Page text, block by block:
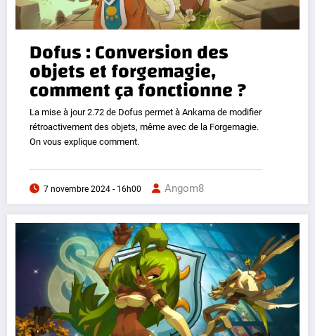
Dofus : Conversion des
objets et forgemagie,
comment ça fonctionne ?
La mise à jour 2.72 de Dofus permet à Ankama de modifier
rétroactivement des objets, même avec de la Forgemagie.
On vous explique comment.
7 novembre 2024 - 16h00 Angom8